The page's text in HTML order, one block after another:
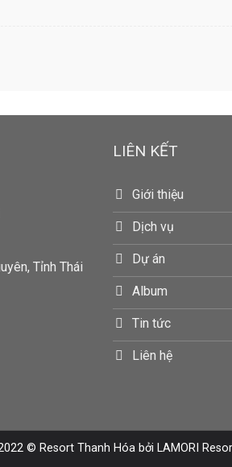
Tỉnh Thái
LIÊN KẾT
Giới thiệu
Dịch vụ
Dự án
Album
Tin tức
Liên hệ
© Resort Thanh Hóabởi LAMORI